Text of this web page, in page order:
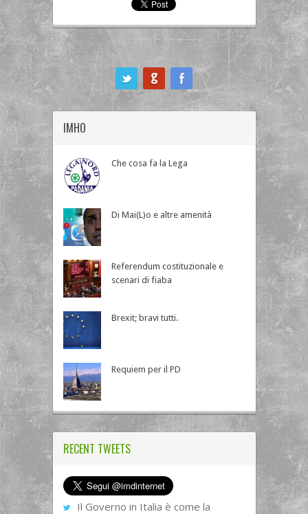
IMHO
Che cosa fa la Lega
Di Mai(L)o e altre amenità
Referendum costituzionale e
scenari di fiaba
Brexit; bravi tutti.
Requiem per il PD
RECENT TWEETS
Il Governo in Italia è come la